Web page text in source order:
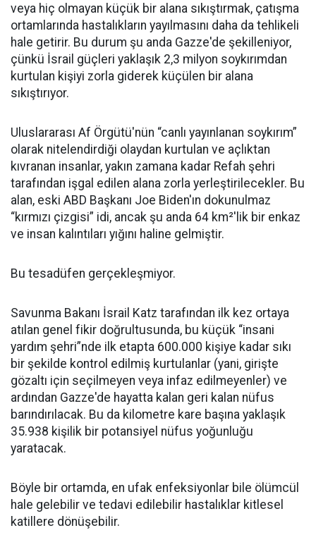
veya hiç olmayan küçük bir alana sıkıştırmak, çatışma
ortamlarında hastalıkların yayılmasını daha da tehlikeli
hale getirir. Bu durum şu anda Gazze'de şekilleniyor,
çünkü İsrail güçleri yaklaşık 2,3 milyon soykırımdan
kurtulan kişiyi zorla giderek küçülen bir alana
sıkıştırıyor.
Uluslararası Af Örgütü'nün “canlı yayınlanan soykırım”
olarak nitelendirdiği olaydan kurtulan ve açlıktan
kıvranan insanlar, yakın zamana kadar Refah şehri
tarafından işgal edilen alana zorla yerleştirilecekler. Bu
alan, eski ABD Başkanı Joe Biden'ın dokunulmaz
“kırmızı çizgisi” idi, ancak şu anda 64 km²'lik bir enkaz
ve insan kalıntıları yığını haline gelmiştir.
Bu tesadüfen gerçekleşmiyor.
Savunma Bakanı İsrail Katz tarafından ilk kez ortaya
atılan genel fikir doğrultusunda, bu küçük “insani
yardım şehri”nde ilk etapta 600.000 kişiye kadar sıkı
bir şekilde kontrol edilmiş kurtulanlar (yani, girişte
gözaltı için seçilmeyen veya infaz edilmeyenler) ve
ardından Gazze'de hayatta kalan geri kalan nüfus
barındırılacak. Bu da kilometre kare başına yaklaşık
35.938 kişilik bir potansiyel nüfus yoğunluğu
yaratacak.
Böyle bir ortamda, en ufak enfeksiyonlar bile ölümcül
hale gelebilir ve tedavi edilebilir hastalıklar kitlesel
katillere dönüşebilir.